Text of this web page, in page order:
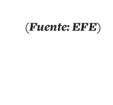
(Fuente: EFE)